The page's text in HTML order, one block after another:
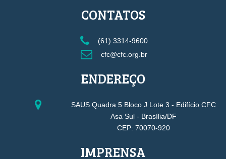
CONTATOS
(61) 3314-9600
cfc@cfc.org.br
ENDEREÇO
SAUS Quadra 5 Bloco J Lote 3 - Edifício CFC
Asa Sul - Brasília/DF
CEP: 70070-920
IMPRENSA